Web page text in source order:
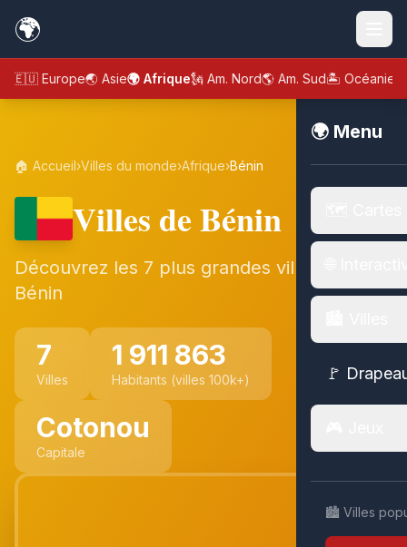
🌍
🇪🇺 Europe🌏 Asie🌍 Afrique🗽 Am. Nord🌎 Am. Sud🏝️ Océanie
🌍 Menu
🚩
🏙️ Villes
🏠 Accueil›Villes du monde›Afrique›Bénin
Villes de Bénin
Découvrez les 7 plus grandes villes de
Bénin
7
Villes
1 911 863
Habitants (villes 100k+)
Cotonou
Capitale